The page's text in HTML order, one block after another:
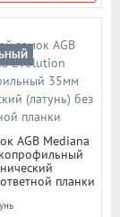
AGB Mediana
планки